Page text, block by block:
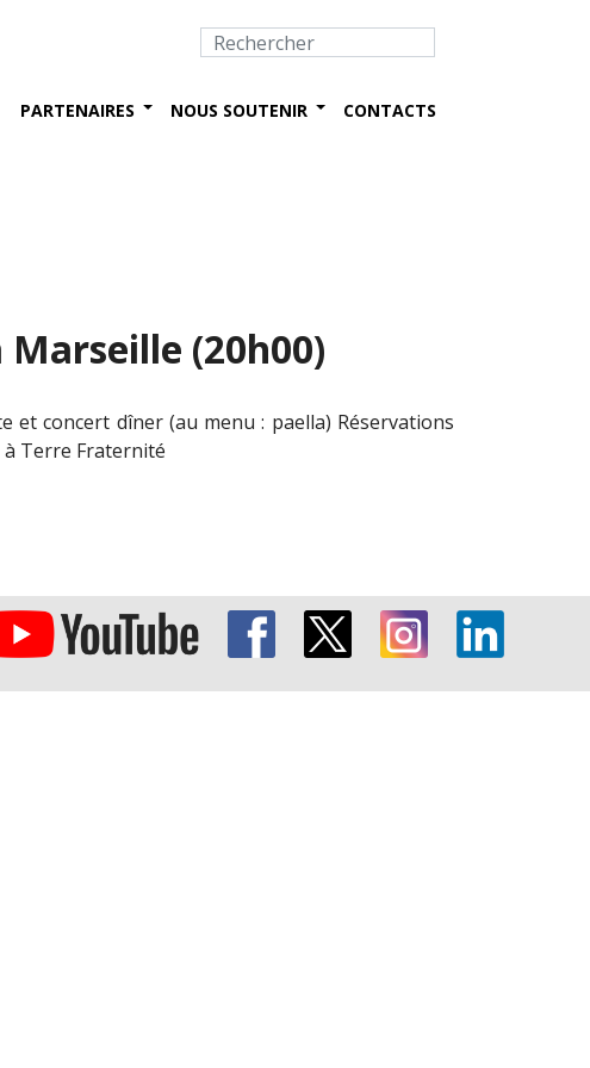
PARTENAIRES NOUS SOUTENIR CONTACTS
(20h00)
et concert dîner (au menu : paella) Réservations
à Terre Fraternité